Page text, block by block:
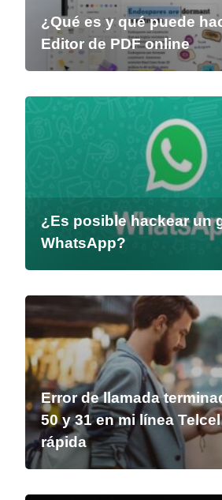
¿Qué es y qué puede
Editor de PDF online
¿Es posible hackear un
WhatsApp?
Error de llamada
50 y 31 en mi línea
rápida